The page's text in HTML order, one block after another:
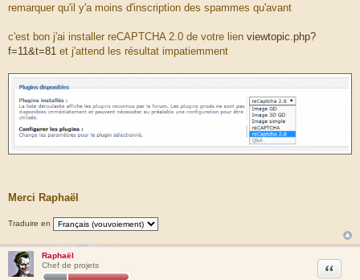
remarquer qu'il y'a moins d'inscription des spammes qu'avant
c'est bon j'ai installer reCAPTCHA 2.0 de votre lien viewtopic.php?
f=11&t=81 et j'attend les résultat impatiemment
Merci Raphaël
Traduire en
Raphaël
Chef de projets
Citation